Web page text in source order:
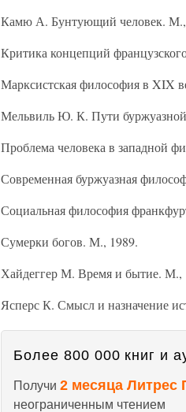
Камю А. Бунтующий человек. М.,
Критика концепций
Марксистская философия в XIX
Мельвиль Ю. К. Пути
Проблема человека в западной
Современная буржуазная
Социальная философия
Сумерки богов. М., 1989.
Хайдеггер М. Время и бытие. М.,
Ясперс К. Смысл и назначение
Более 800 000 книг и
Получи 2 месяца Литрес
неограниченным чтением